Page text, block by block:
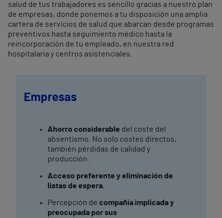
salud de tus trabajadores es sencillo gracias a nuestro plan
de empresas, donde ponemos a tu disposición una amplia
cartera de servicios de salud que abarcan desde programas
preventivos hasta seguimiento médico hasta la
reincorporación de tu empleado, en nuestra red
hospitalaria y centros asistenciales.
Empresas
Ahorro considerable del coste del
absentismo. No solo costes directos,
también pérdidas de calidad y
producción.
Acceso preferente y eliminación de
listas de espera.
Percepción de compañía implicada y
preocupada por sus